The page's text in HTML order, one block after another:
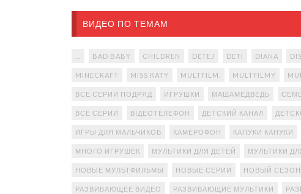
ВИДЕО ПО ТЕМАМ
BAD BABY CHILDREN DETEJ DETI DIANA
MINECRAFT MISS KATY MULTFILM. MULTFILMY
ВСЕ СЕРИИ ПОДРЯД ИГРУШКИ МАШАМЕДВЕДЬ
ВСЕ СЕРИИ ВІДЕОТЕЛЕФОН ДЕТСКИЙ КАНАЛ
ИГРЫ ДЛЯ МАЛЬЧИКОВ КАМЕРОФОН КАПУКИ КАНУКИ
МНОГО ИГРУШЕК МУЛЬТИКИ ДЛЯ ДЕТЕЙ МУЛЬТИКИ
НОВЫЕ МУЛЬТФИЛЬМЫ НОВЫЕ СЕРИИ НОВЫЙ СЕЗОН
РАЗВИВАЮЩЕЕ ВИДЕО РАЗВИВАЮЩИЕ МУЛЬТИКИ